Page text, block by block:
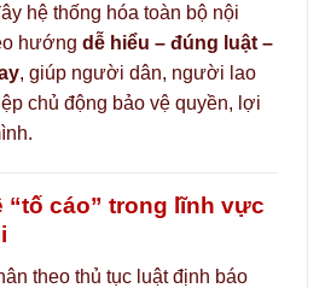
hệ thống hóa toàn bộ nội
hướng dễ hiểu – đúng luật –
, giúp người dân, người lao
chủ động bảo vệ quyền, lợi
“tố cáo” trong lĩnh vực
theo thủ tục luật định báo